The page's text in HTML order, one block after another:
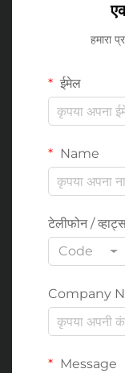
हमारा
ईमेल
Name
टेलीफोन /
Code
Company
Message